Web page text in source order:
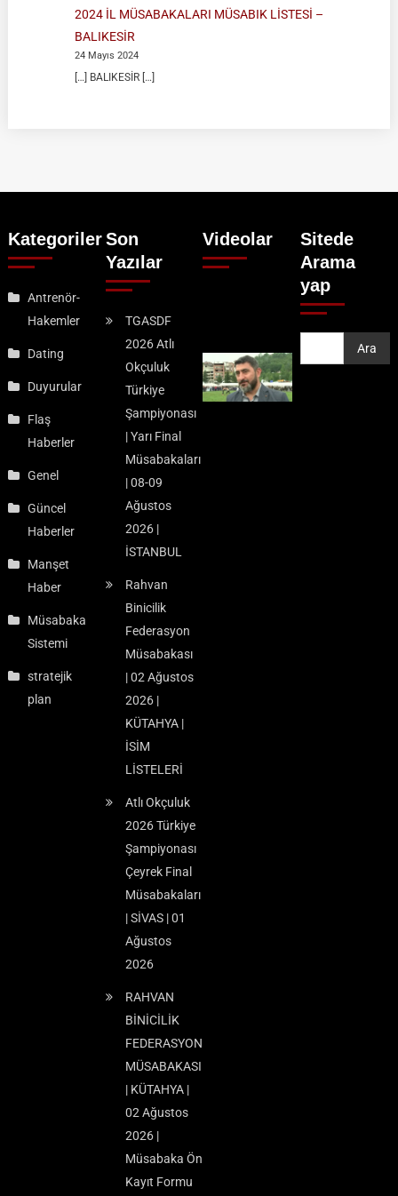
2024 İL MÜSABAKALARI MÜSABIK LİSTESİ –
BALIKESİR
24 Mayıs 2024
[…] BALIKESİR […]
Kategoriler
Antrenör-
Hakemler
Dating
Duyurular
Flaş
Haberler
Genel
Güncel
Haberler
Manşet
Haber
Müsabaka
Sistemi
stratejik
plan
Son
Yazılar
TGASDF
2026 Atlı
Okçuluk
Türkiye
Şampiyonası
| Yarı Final
Müsabakaları
| 08-09
Ağustos
2026 |
İSTANBUL
Rahvan
Binicilik
Federasyon
Müsabakası
| 02 Ağustos
2026 |
KÜTAHYA |
İSİM
LİSTELERİ
Atlı Okçuluk
2026 Türkiye
Şampiyonası
Çeyrek Final
Müsabakaları
| SİVAS | 01
Ağustos
2026
RAHVAN
BİNİCİLİK
FEDERASYON
MÜSABAKASI
| KÜTAHYA |
02 Ağustos
2026 |
Müsabaka Ön
Kayıt Formu
Videolar
Sitede
Arama
yap
Ara